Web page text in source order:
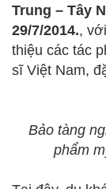
Trung – Tây
29/7/2014.,
thiệu các tác
sĩ Việt Nam,
Bảo tàng
phẩm